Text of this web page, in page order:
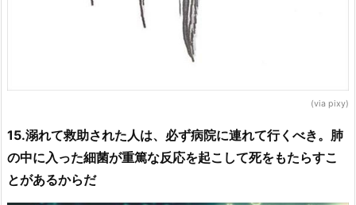
(via pixy)
15.溺れて救助された人は、必ず病院に連れて行くべき。肺
の中に入った細菌が重篤な反応を起こして死をもたらすこ
とがあるからだ